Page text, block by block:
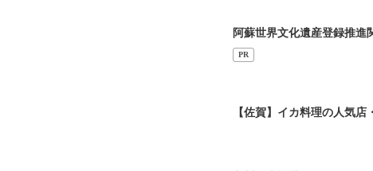
阿蘇世界文化遺産登録推
PR
【佐賀】イカ料理の人気